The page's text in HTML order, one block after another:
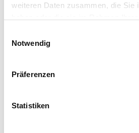
weiteren Daten zusammen, die Sie
Notwendig
Präferenzen
Statistiken